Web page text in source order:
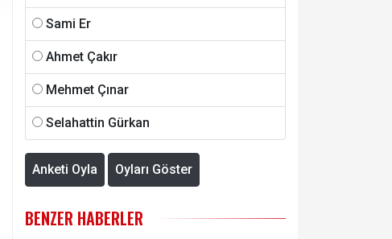
Sami Er
Ahmet Çakır
Mehmet Çınar
Selahattin Gürkan
Anketi Oyla Oyları Göster
BENZER HABERLER